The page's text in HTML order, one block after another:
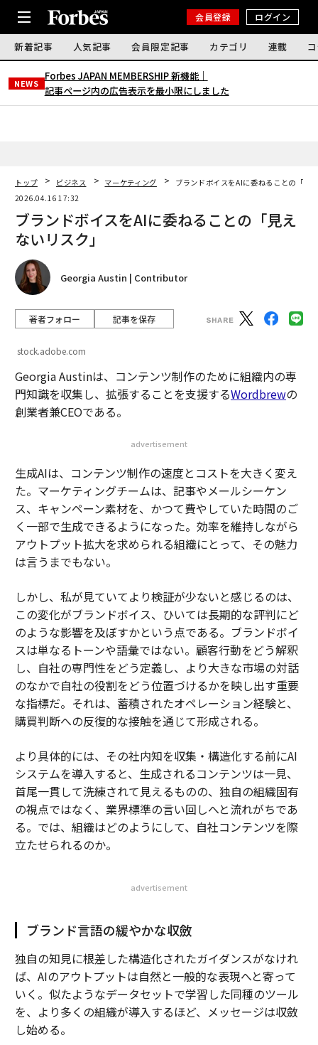
会員登録 ログイン
新着記事 人気記事 会員限定記事 カテゴリ 連載
NEWS
Forbes JAPAN MEMBERSHIP 新機能｜
記事ページ内の広告表示を最小限にしました
トップ ビジネス マーケティング
ブランドボイスをAIに委ねることの「見
2026.04.16 17:32
ブランドボイスをAIに委ねることの「見え
ないリスク」
Georgia Austin | Contributor
著者フォロー 記事を保存
stock.adobe.com
Georgia Austinは、コンテンツ制作のために組織内の専
門知識を収集し、拡張することを支援するWordbrewの
創業者兼CEOである。
advertisement
生成AIは、コンテンツ制作の速度とコストを大きく変え
た。マーケティングチームは、記事やメールシーケン
ス、キャンペーン素材を、かつて費やしていた時間のご
く一部で生成できるようになった。効率を維持しながら
アウトプット拡大を求められる組織にとって、その魅力
は言うまでもない。
しかし、私が見ていてより検証が少ないと感じるのは、
この変化がブランドボイス、ひいては長期的な評判にど
のような影響を及ぼすかという点である。ブランドボイ
スは単なるトーンや語彙ではない。顧客行動をどう解釈
し、自社の専門性をどう定義し、より大きな市場の対話
のなかで自社の役割をどう位置づけるかを映し出す重要
な指標だ。それは、蓄積されたオペレーション経験と、
購買判断への反復的な接触を通じて形成される。
より具体的には、その社内知を収集・構造化する前にAI
システムを導入すると、生成されるコンテンツは一見、
首尾一貫して洗練されて見えるものの、独自の組織固有
の視点ではなく、業界標準の言い回しへと流れがちであ
る。では、組織はどのようにして、自社コンテンツを際
立たせられるのか。
advertisement
ブランド言語の緩やかな収斂
独自の知見に根差した構造化されたガイダンスがなけれ
ば、AIのアウトプットは自然と一般的な表現へと寄って
いく。似たようなデータセットで学習した同種のツール
を、より多くの組織が導入するほど、メッセージは収斂
し始める。